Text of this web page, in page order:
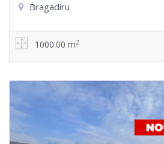
Bragadiru
1000.00 m2